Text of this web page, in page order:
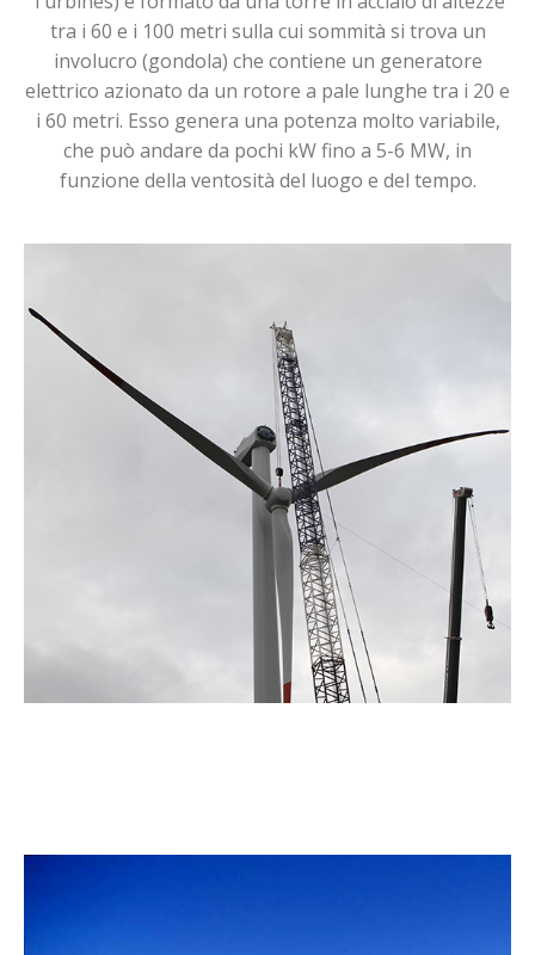
tra i 60 e i 100 metri sulla cui sommità si trova un
involucro (gondola) che contiene un generatore
elettrico azionato da un rotore a pale lunghe tra i 20 e
i 60 metri. Esso genera una potenza molto variabile,
che può andare da pochi kW fino a 5-6 MW, in
funzione della ventosità del luogo e del tempo.